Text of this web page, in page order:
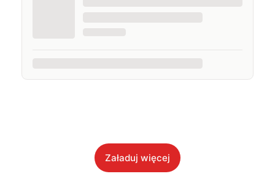
Załaduj więcej